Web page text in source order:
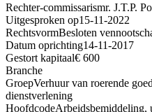
Rechter-commissarismr. J.T.P.
Uitgesproken op15-11-2022
RechtsvormBesloten
Datum oprichting14-11-2017
Gestort kapitaal€ 600
Branche
GroepVerhuur van roerende
dienstverlening
HoofdcodeArbeidsbemiddeling,